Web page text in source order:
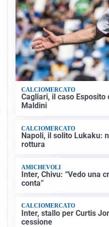
CALCIOMERCATO
Cagliari, il caso
Maldini
CALCIOMERCATO
Napoli, il solito Lukaku:
rottura
AMICHEVOLI
Inter, Chivu: “Vedo una
conta”
CALCIOMERCATO
Inter, stallo per Curtis
cessione